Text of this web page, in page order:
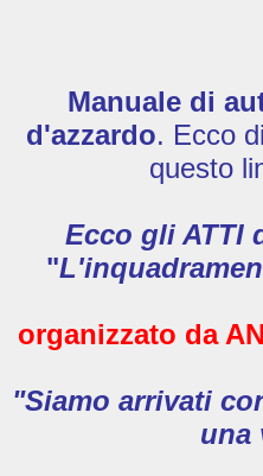
Manuale di
d'azzardo. Ecco
questo
Ecco gli ATTI
"
organizzato da
"Siamo arrivati
una